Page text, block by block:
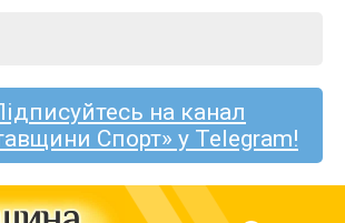
на канал
Спорт» у Telegram!